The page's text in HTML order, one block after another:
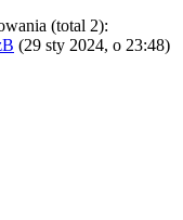
(total 2):
(29 sty 2024, o 23:48)